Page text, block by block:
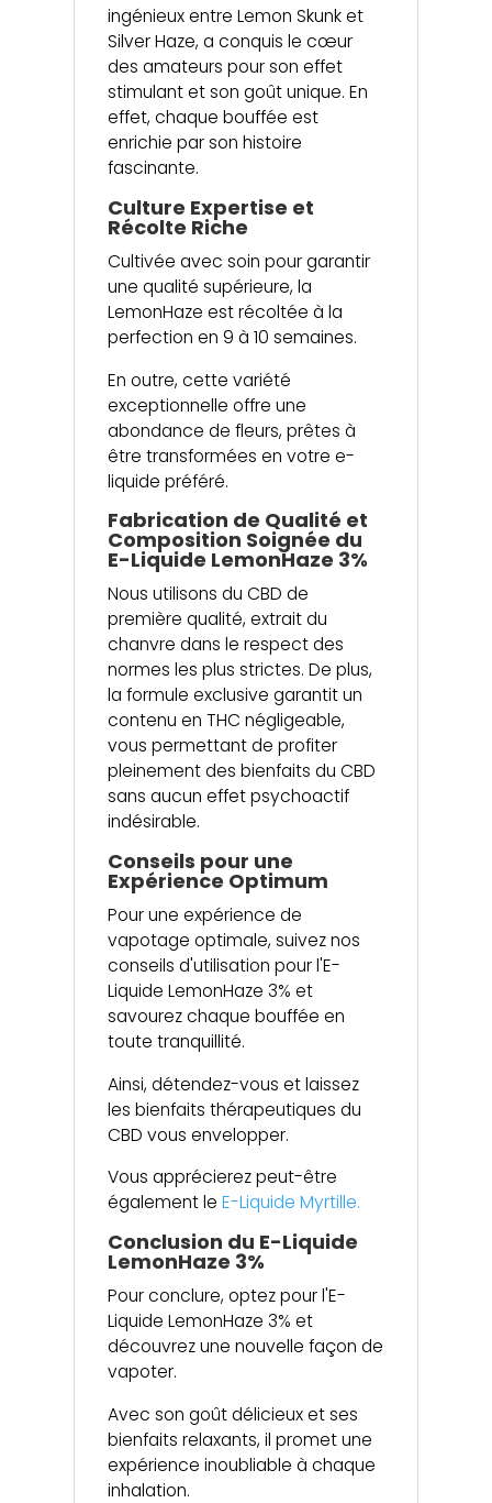
ingénieux entre Lemon Skunk et
Silver Haze, a conquis le cœur
des amateurs pour son effet
stimulant et son goût unique. En
effet, chaque bouffée est
enrichie par son histoire
fascinante.
Culture Expertise et
Récolte Riche
Cultivée avec soin pour garantir
une qualité supérieure, la
LemonHaze est récoltée à la
perfection en 9 à 10 semaines.
En outre, cette variété
exceptionnelle offre une
abondance de fleurs, prêtes à
être transformées en votre e-
liquide préféré.
Fabrication de Qualité et
Composition Soignée du
E-Liquide LemonHaze 3%
Nous utilisons du CBD de
première qualité, extrait du
chanvre dans le respect des
normes les plus strictes. De plus,
la formule exclusive garantit un
contenu en THC négligeable,
vous permettant de profiter
pleinement des bienfaits du CBD
sans aucun effet psychoactif
indésirable.
Conseils pour une
Expérience Optimum
Pour une expérience de
vapotage optimale, suivez nos
conseils d'utilisation pour l'E-
Liquide LemonHaze 3% et
savourez chaque bouffée en
toute tranquillité.
Ainsi, détendez-vous et laissez
les bienfaits thérapeutiques du
CBD vous envelopper.
Vous apprécierez peut-être
également leE-Liquide Myrtille.
Conclusion du E-Liquide
LemonHaze 3%
Pour conclure, optez pour l'E-
Liquide LemonHaze 3% et
découvrez une nouvelle façon de
vapoter.
Avec son goût délicieux et ses
bienfaits relaxants, il promet une
expérience inoubliable à chaque
inhalation.